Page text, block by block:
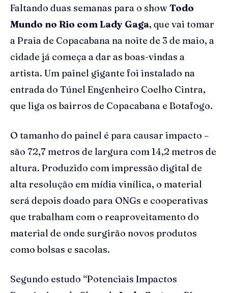
Faltando duas semanas para o showTodo
Mundo no Rio com Lady Gaga, que vai tomar
a Praia de Copacabana na noite de 3 de maio, a
cidade já começa a dar as boas-vindas a
artista. Um painel gigante foi instalado na
entrada do Túnel Engenheiro Coelho Cintra,
que liga os bairros de Copacabana e Botafogo.
O tamanho do painel é para causar impacto –
são 72,7 metros de largura com 14,2 metros de
altura. Produzido com impressão digital de
alta resolução em mídia vinílica, o material
será depois doado para ONGs e cooperativas
que trabalham com o reaproveitamento do
material de onde surgirão novos produtos
como bolsas e sacolas.
Segundo estudo “Potenciais Impactos